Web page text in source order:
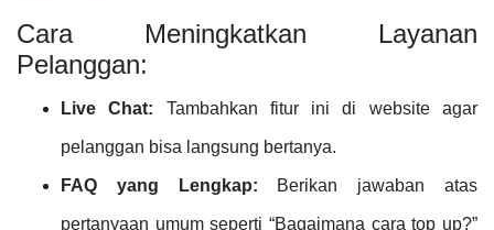
Cara Meningkatkan Layanan
Pelanggan:
Live Chat: Tambahkan fitur ini di website agar
pelanggan bisa langsung bertanya.
FAQ yang Lengkap: Berikan jawaban atas
pertanyaan umum seperti “Bagaimana cara top up?”